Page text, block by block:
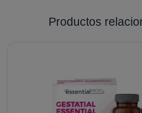
Productos